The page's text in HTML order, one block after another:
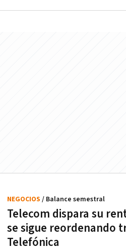
Telecom dispara su
se sigue reordenando
Telefónica
NEGOCIOS / Balance semestral